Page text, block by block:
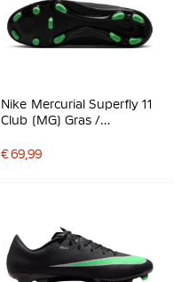
Nike Mercurial Superfly 11
Club (MG) Gras /
Voetbalschoenen Zwart
€ 69,99